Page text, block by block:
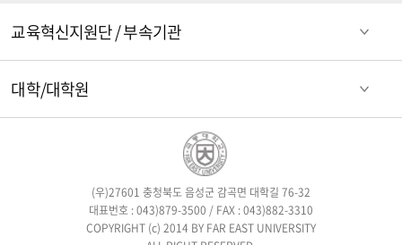
교육혁신지원단 / 부속기관
대학/대학원
(우)27601 충청북도 음성군 감곡면 대학길 76-32
대표번호 : 043)879-3500 / FAX : 043)882-3310
COPYRIGHT (c) 2014 BY FAR EAST UNIVERSITY